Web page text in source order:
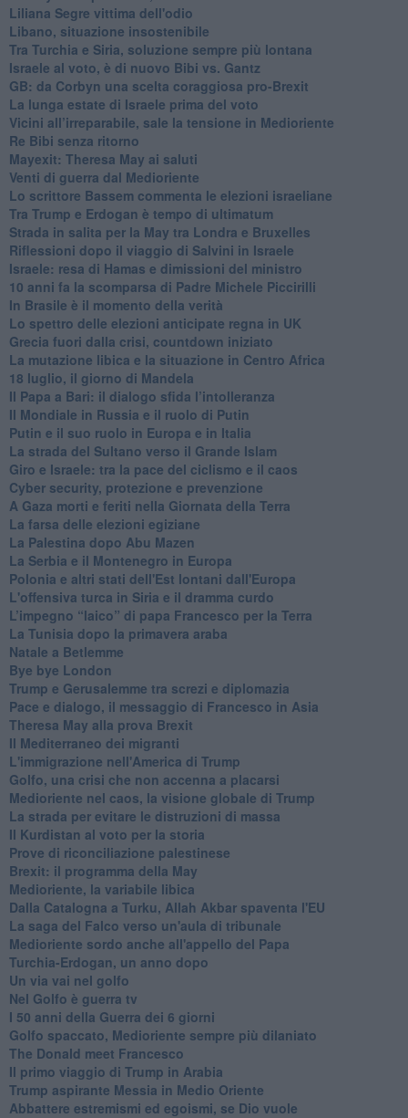
Liliana Segre vittima dell'odio
Libano, situazione insostenibile
Tra Turchia e Siria, soluzione sempre più lontana
Israele al voto, è di nuovo Bibi vs. Gantz
GB: da Corbyn una scelta coraggiosa pro-Brexit
La lunga estate di Israele prima del voto
Vicini all’irreparabile, sale la tensione in Medioriente
Re Bibi senza ritorno
Mayexit: Theresa May ai saluti
Venti di guerra dal Medioriente
Lo scrittore Bassem commenta le elezioni israeliane
Tra Trump e Erdogan è tempo di ultimatum
Strada in salita per la May tra Londra e Bruxelles
Riflessioni dopo il viaggio di Salvini in Israele
Israele: resa di Hamas e dimissioni del ministro
10 anni fa la scomparsa di Padre Michele Piccirilli
In Brasile è il momento della verità
Lo spettro delle elezioni anticipate regna in UK
Grecia fuori dalla crisi, countdown iniziato
La mutazione libica e la situazione in Centro Africa
18 luglio, il giorno di Mandela
Il Papa a Bari: il dialogo sfida l’intolleranza
Il Mondiale in Russia e il ruolo di Putin
Putin e il suo ruolo in Europa e in Italia
La strada del Sultano verso il Grande Islam
Giro e Israele: tra la pace del ciclismo e il caos
Cyber security, protezione e prevenzione
A Gaza morti e feriti nella Giornata della Terra
La farsa delle elezioni egiziane
La Palestina dopo Abu Mazen
La Serbia e il Montenegro in Europa
Polonia e altri stati dell'Est lontani dall'Europa
L'offensiva turca in Siria e il dramma curdo
L’impegno “laico” di papa Francesco per la Terra
La Tunisia dopo la primavera araba
Natale a Betlemme
Bye bye London
Trump e Gerusalemme tra screzi e diplomazia
Pace e dialogo, il messaggio di Francesco in Asia
Theresa May alla prova Brexit
Il Mediterraneo dei migranti
L'immigrazione nell'America di Trump
Golfo, una crisi che non accenna a placarsi
Medioriente nel caos, la visione globale di Trump
La strada per evitare le distruzioni di massa
Il Kurdistan al voto per la storia
Prove di riconciliazione palestinese
Brexit: il programma della May
Medioriente, la variabile libica
Dalla Catalogna a Turku, Allah Akbar spaventa l'EU
La saga del Falco verso un'aula di tribunale
Medioriente sordo anche all'appello del Papa
Turchia-Erdogan, un anno dopo
Un via vai nel golfo
Nel Golfo è guerra tv
I 50 anni della Guerra dei 6 giorni
Golfo spaccato, Medioriente sempre più dilaniato
The Donald meet Francesco
Il primo viaggio di Trump in Arabia
Trump aspirante Messia in Medio Oriente
Abbattere estremismi ed egoismi, se Dio vuole